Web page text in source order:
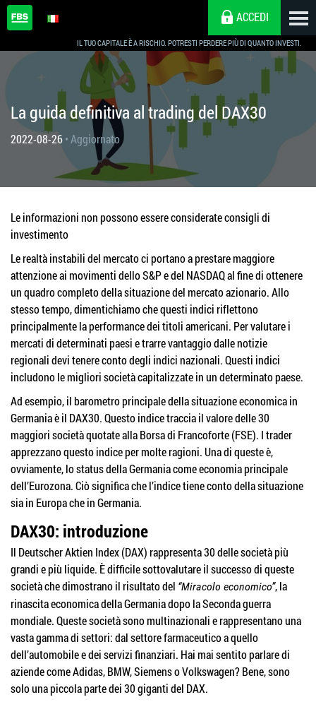
IL TUO CAPITALE È A RISCHIO. POTRESTI PERDERE PIÙ DI QUANTO INVESTI.
ACCEDI
La guida definitiva al trading del DAX30
2022-08-26• Aggiornato
Le informazioni non possono essere considerate consigli di
investimento
Le realtà instabili del mercato ci portano a prestare maggiore
attenzione ai movimenti dello S&P e del NASDAQ al fine di ottenere
un quadro completo della situazione del mercato azionario. Allo
stesso tempo, dimentichiamo che questi indici riflettono
principalmente la performance dei titoli americani. Per valutare i
mercati di determinati paesi e trarre vantaggio dalle notizie
regionali devi tenere conto degli indici nazionali. Questi indici
includono le migliori società capitalizzate in un determinato paese.
Ad esempio, il barometro principale della situazione economica in
Germania è il DAX30. Questo indice traccia il valore delle 30
maggiori società quotate alla Borsa di Francoforte (FSE). I trader
apprezzano questo indice per molte ragioni. Una di queste è,
ovviamente, lo status della Germania come economia principale
dell’Eurozona. Ciò significa che l’indice tiene conto della situazione
sia in Europa che in Germania.
DAX30: introduzione
Il Deutscher Aktien Index (DAX) rappresenta 30 delle società più
grandi e più liquide. È difficile sottovalutare il successo di queste
società che dimostrano il risultato del “Miracolo economico”, la
rinascita economica della Germania dopo la Seconda guerra
mondiale. Queste società sono multinazionali e rappresentano una
vasta gamma di settori: dal settore farmaceutico a quello
dell’automobile e dei servizi finanziari. Hai mai sentito parlare di
aziende come Adidas, BMW, Siemens o Volkswagen? Bene, sono
solo una piccola parte dei 30 giganti del DAX.